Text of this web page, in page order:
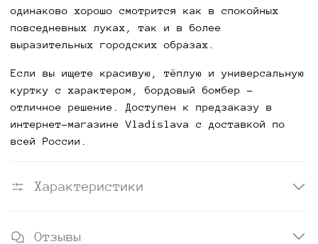
одинаково хорошо смотрится как в спокойных
повседневных луках, так и в более
выразительных городских образах.
Если вы ищете красивую, тёплую и универсальную
куртку с характером, бордовый бомбер -
отличное решение. Доступен к предзаказу в
интернет-магазине Vladislava с доставкой по
всей России.
Характеристики
Отзывы